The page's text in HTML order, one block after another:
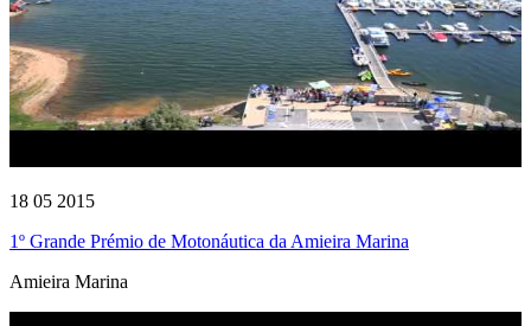
18 05 2015
1º Grande Prémio de Motonáutica da Amieira Marina
Amieira Marina